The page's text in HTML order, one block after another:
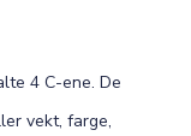
4 C-ene. De
vekt, farge,